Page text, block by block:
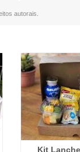
autorais
Kit